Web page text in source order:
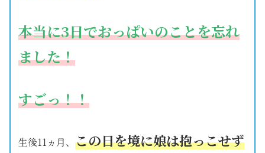
本当に3日でおっぱいのことを忘れ
ました！
すごっ！！
生後11ヵ月、 この日を境に娘は抱っこせず